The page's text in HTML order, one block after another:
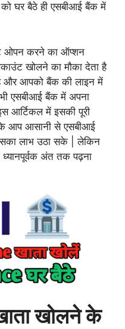
घर बैठे ही एसबीआई बैंक में
ओपन करने का ऑप्शन
खोलने का मौका देता है
और आपको बैंक की लाइन में
एसबीआई बैंक में अपना
आर्टिकल में इसकी पूरी
आप आसानी से एसबीआई
लाभ उठा सके | लेकिन
अंत तक पढ़ना
खोलने के